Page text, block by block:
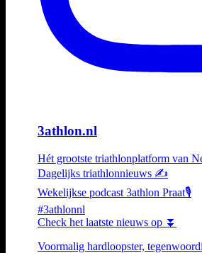
3athlon.nl
Hét grootste triathlonplatform van
Dagelijks triathlonnieuws ✍️
Wekelijkse podcast 3athlon Praat🎙️
#3athlonnl
Check het laatste nieuws op ⏬
Voormalig hardloopster,